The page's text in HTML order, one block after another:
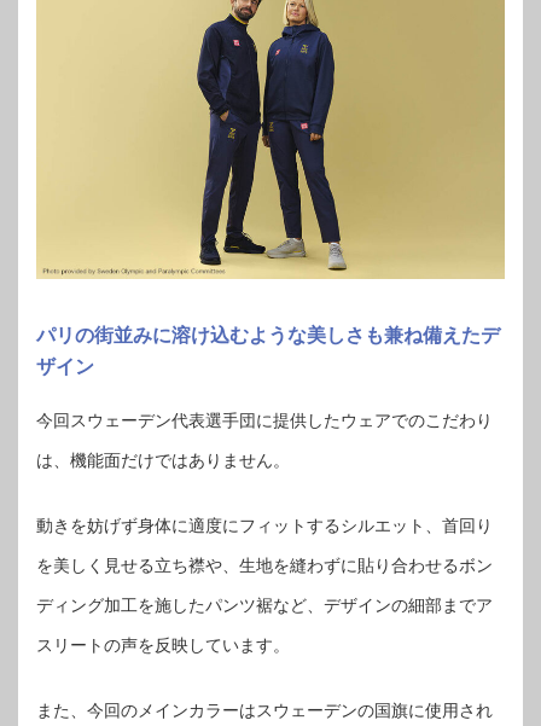
パリの街並みに溶け込むような美しさも兼ね備えたデ
ザイン
今回スウェーデン代表選手団に提供したウェアでのこだわり
は、機能面だけではありません。
動きを妨げず身体に適度にフィットするシルエット、首回り
を美しく見せる立ち襟や、生地を縫わずに貼り合わせるボン
ディング加工を施したパンツ裾など、デザインの細部までア
スリートの声を反映しています。
また、今回のメインカラーはスウェーデンの国旗に使用され